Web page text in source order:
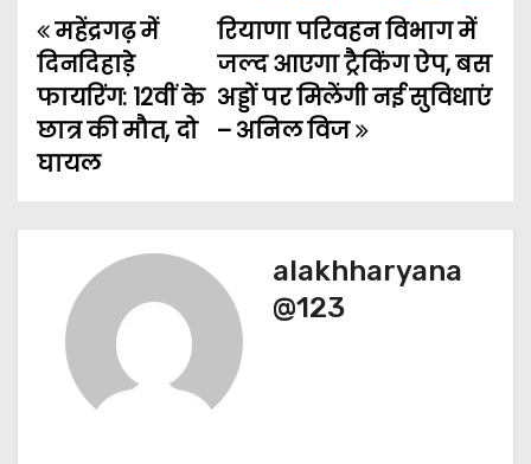
P
o
s
n
रियाणा परिवहन विभाग में
जल्द आएगा ट्रैकिंग ऐप, बस
अड्डों पर मिलेंगी नई सुविधाएं
– अनिल विज
महेंद्रगढ़ में
दिनदिहाड़े
फायरिंग: 12वीं के
छात्र की मौत, दो
घायल
alakhharyana
@123